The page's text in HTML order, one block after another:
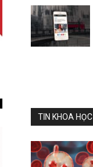
TIN KHOA HỌC